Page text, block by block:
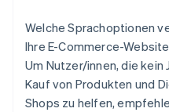
Welche Sprachoptionen
Ihre E-Commerce-
Um Nutzer/innen, die kein
Kauf von Produkten und
Shops zu helfen,